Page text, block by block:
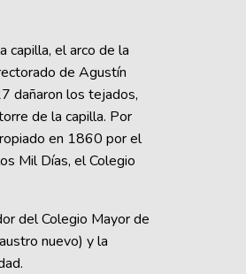
el arco de la
de Agustín
dañaron los tejados,
de la capilla. Por
en 1860 por el
Mil Días, el Colegio
del Colegio Mayor de
nuevo) y la